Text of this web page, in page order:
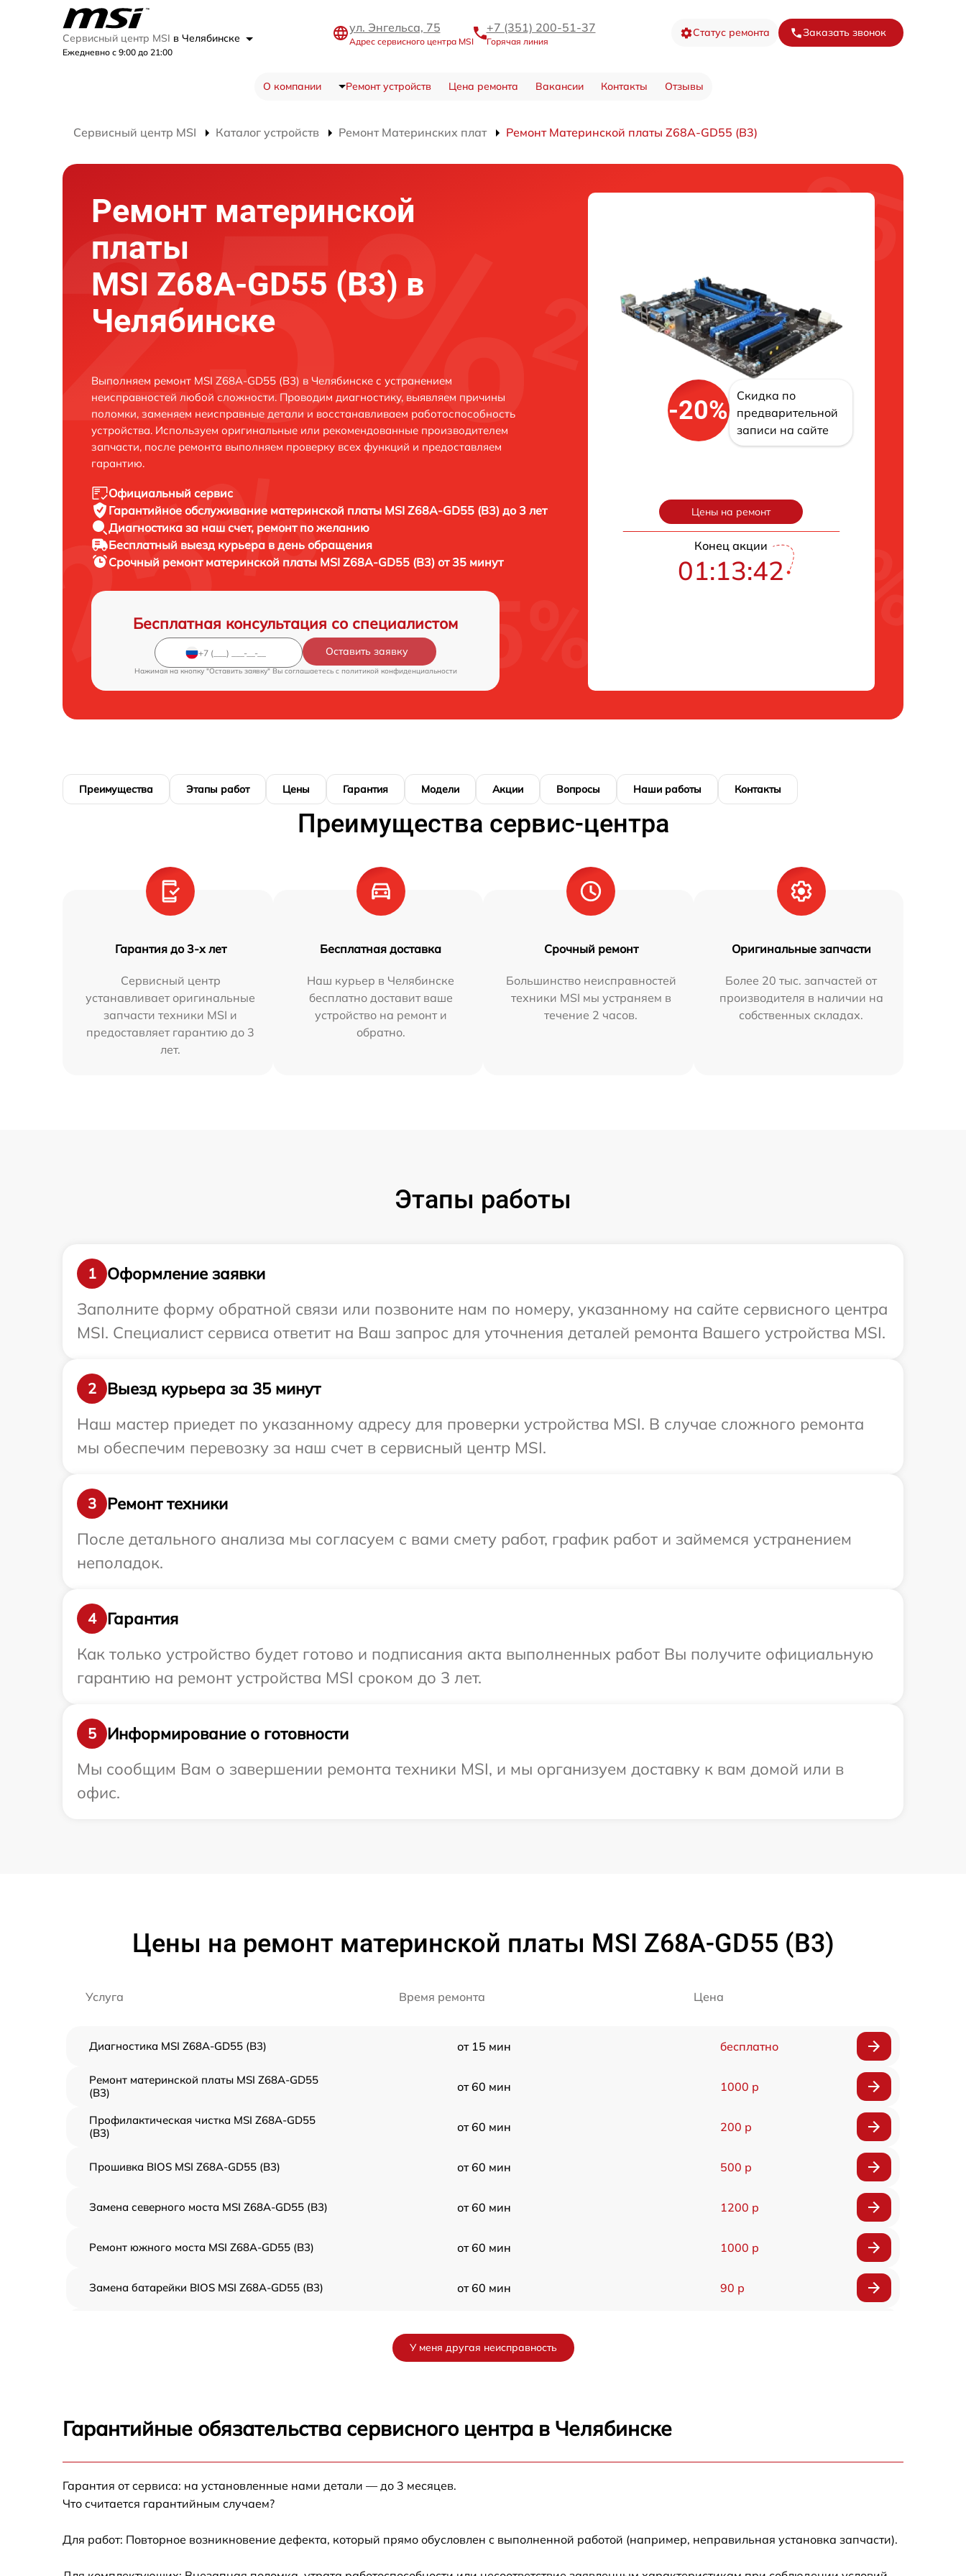
Сервисный центр MSI в Челябинске
Ежедневно с 9:00 до 21:00
ул. Энгельса, 75
Адрес сервисного центра MSI
+7 (351) 200-51-37
Горячая линия
Статус ремонта Заказать звонок
О компании Ремонт устройств Цена ремонта Вакансии Контакты Отзывы
Сервисный центр MSI Каталог устройств Ремонт Материнских плат Ремонт Материнской платы Z68A-GD55 (B3)
Ремонт материнской
платы
MSI Z68A-GD55 (B3) в
Челябинске
Выполняем ремонт MSI Z68A-GD55 (B3) в Челябинске с устранением
неисправностей любой сложности. Проводим диагностику, выявляем причины
поломки, заменяем неисправные детали и восстанавливаем работоспособность
устройства. Используем оригинальные или рекомендованные производителем
запчасти, после ремонта выполняем проверку всех функций и предоставляем
гарантию.
Официальный сервис
Гарантийное обслуживание материнской платы MSI Z68A-GD55 (B3) до 3 лет
Диагностика за наш счет, ремонт по желанию
Бесплатный выезд курьера в день обращения
Срочный ремонт материнской платы MSI Z68A-GD55 (B3) от 35 минут
Бесплатная консультация со специалистом
Оставить заявку
Нажимая на кнопку "Оставить заявку" Вы соглашаетесь c политикой конфиденциальности
-20%
Скидка по
предварительной
записи на сайте
Цены на ремонт
Конец акции
01:13:42
Преимущества Этапы работ Цены Гарантия Модели Акции Вопросы Наши работы Контакты
Преимущества сервис-центра
Гарантия до 3-х лет
Сервисный центр
устанавливает оригинальные
запчасти техники MSI и
предоставляет гарантию до 3
лет.
Бесплатная доставка
Наш курьер в Челябинске
бесплатно доставит ваше
устройство на ремонт и
обратно.
Срочный ремонт
Большинство неисправностей
техники MSI мы устраняем в
течение 2 часов.
Оригинальные запчасти
Более 20 тыс. запчастей от
производителя в наличии на
собственных складах.
Этапы работы
1
Оформление заявки
Заполните форму обратной связи или позвоните нам по номеру, указанному на сайте сервисного центра
MSI. Специалист сервиса ответит на Ваш запрос для уточнения деталей ремонта Вашего устройства MSI.
2
Выезд курьера за 35 минут
Наш мастер приедет по указанному адресу для проверки устройства MSI. В случае сложного ремонта
мы обеспечим перевозку за наш счет в сервисный центр MSI.
3
Ремонт техники
После детального анализа мы согласуем с вами смету работ, график работ и займемся устранением
неполадок.
4
Гарантия
Как только устройство будет готово и подписания акта выполненных работ Вы получите официальную
гарантию на ремонт устройства MSI сроком до 3 лет.
5
Информирование о готовности
Мы сообщим Вам о завершении ремонта техники MSI, и мы организуем доставку к вам домой или в
офис.
Цены на ремонт материнской платы MSI Z68A-GD55 (B3)
Услуга Время ремонта Цена
Диагностика MSI Z68A-GD55 (B3) от 15 мин бесплатно
Ремонт материнской платы MSI Z68A-GD55
(B3)
от 60 мин 1000 р
Профилактическая чистка MSI Z68A-GD55
(B3)
от 60 мин 200 р
Прошивка BIOS MSI Z68A-GD55 (B3) от 60 мин 500 р
Замена северного моста MSI Z68A-GD55 (B3) от 60 мин 1200 р
Ремонт южного моста MSI Z68A-GD55 (B3) от 60 мин 1000 р
Замена батарейки BIOS MSI Z68A-GD55 (B3) от 60 мин 90 р
У меня другая неисправность
Гарантийные обязательства сервисного центра в Челябинске
Гарантия от сервиса: на установленные нами детали — до 3 месяцев.
Что считается гарантийным случаем?
Для работ: Повторное возникновение дефекта, который прямо обусловлен с выполненной работой (например, неправильная установка запчасти).